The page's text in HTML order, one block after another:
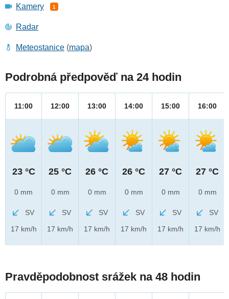
Kamery 1
Radar
Meteostanice (mapa)
Podrobná předpověď na 24 hodin
11:00
23 °C
0 mm
SV
17 km/h
12:00
25 °C
0 mm
SV
17 km/h
13:00
26 °C
0 mm
SV
17 km/h
14:00
26 °C
0 mm
SV
17 km/h
15:00
27 °C
0 mm
SV
17 km/h
16:00
27 °C
0 mm
SV
17 km/h
Pravděpodobnost srážek na 48 hodin